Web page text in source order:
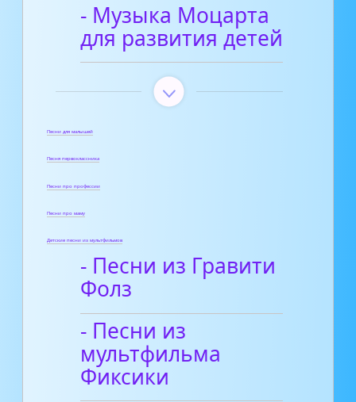
- Музыка Моцарта
для развития детей
Песни для малышей
Песня первоклассника
Песни про профессии
Песни про маму
Детские песни из мультфильмов
- Песни из Гравити
Фолз
- Песни из
мультфильма
Фиксики